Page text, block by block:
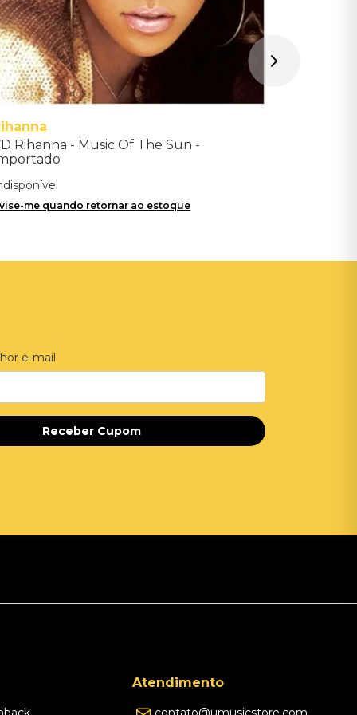
Rihanna - Music Of The Sun -
me quando retornar ao estoque
e-mail
Receber Cupom
Atendimento